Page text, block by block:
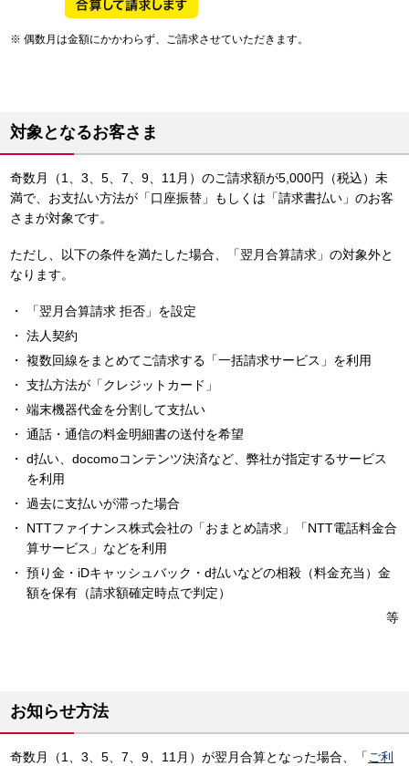
偶数月は金額にかかわらず、ご請求させていただきます。
対象となるお客さま
奇数月（1、3、5、7、9、11月）のご請求額が5,000円（税込）未
満で、お支払い方法が「口座振替」もしくは「請求書払い」のお客
さまが対象です。
ただし、以下の条件を満たした場合、「翌月合算請求」の対象外と
なります。
「翌月合算請求 拒否」を設定
法人契約
複数回線をまとめてご請求する「一括請求サービス」を利用
支払方法が「クレジットカード」
端末機器代金を分割して支払い
通話・通信の料金明細書の送付を希望
d払い、docomoコンテンツ決済など、弊社が指定するサービス
を利用
過去に支払いが滞った場合
NTTファイナンス株式会社の「おまとめ請求」「NTT電話料金合
算サービス」などを利用
預り金・iDキャッシュバック・d払いなどの相殺（料金充当）金
額を保有（請求額確定時点で判定）
等
お知らせ方法
奇数月（1、3、5、7、9、11月）が翌月合算となった場合、「 ご利